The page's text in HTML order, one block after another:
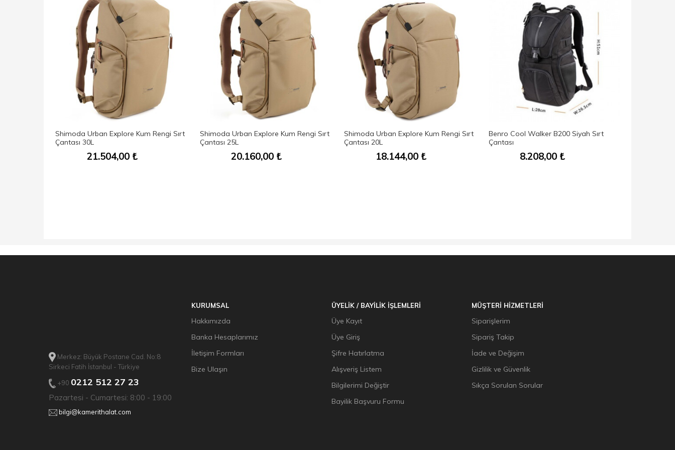
Shimoda Urban Explore Kum Rengi Sırt
Çantası 30L
21.504,00₺
Shimoda Urban Explore Kum Rengi Sırt
Çantası 25L
20.160,00 ₺
Shimoda Urban Explore Kum Rengi Sırt
Çantası 20L
18.144,00₺
Benro Cool Walker B200 Siyah Sırt
Çantası
8.208,00 ₺
Merkez: Büyük Postane Cad. No:8
Sirkeci Fatih İstanbul - Türkiye
+90 0212 512 27 23
Pazartesi - Cumartesi: 8:00 - 19:00
bilgi@kamerithalat.com
KURUMSAL
Hakkımızda
Banka Hesaplarımız
İletişim Formları
Bize Ulaşın
ÜYELİK / BAYİLİK İŞLEMLERİ
Üye Kayıt
Üye Giriş
Şifre Hatırlatma
Alışveriş Listem
Bilgilerimi Değiştir
Bayilik Başvuru Formu
MÜŞTERİ HİZMETLERİ
Siparişlerim
Sipariş Takip
İade ve Değişim
Gizlilik ve Güvenlik
Sıkça Sorulan Sorular